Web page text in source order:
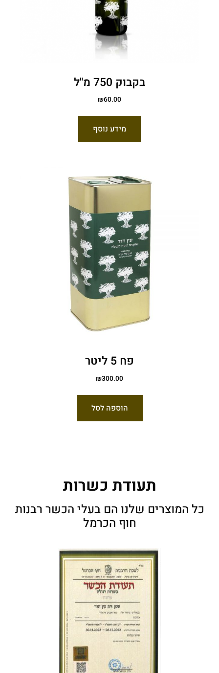
בקבוק 750 מ"ל
₪60.00
מידע נוסף
פח 5 ליטר
₪300.00
הוספה לסל
תעודת כשרות
כל המוצרים שלנו הם בעלי הכשר רבנות
חוף הכרמל